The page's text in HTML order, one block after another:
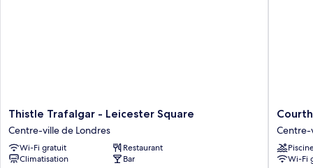
King
Suite)
Thistle
Trafalgar
-
Leicester
Square
Thistle Trafalgar - Leicester Square
Centre-ville de Londres
Wi-Fi gratuit
Restaurant
Climatisation
Bar
Hotel
Centre-
ville
de
Centre-
Wi-Fi